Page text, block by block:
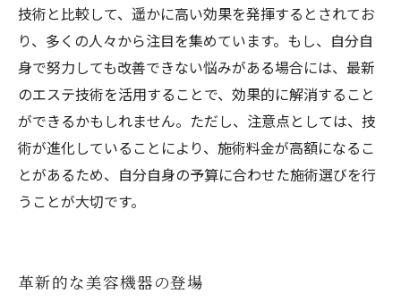
技術と比較して、遥かに高い効果を発揮するとされてお
り、多くの人々から注目を集めています。もし、自分自
身で努力しても改善できない悩みがある場合には、最新
のエステ技術を活用することで、効果的に解消すること
ができるかもしれません。ただし、注意点としては、技
術が進化していることにより、施術料金が高額になるこ
とがあるため、自分自身の予算に合わせた施術選びを行
うことが大切です。
革新的な美容機器の登場